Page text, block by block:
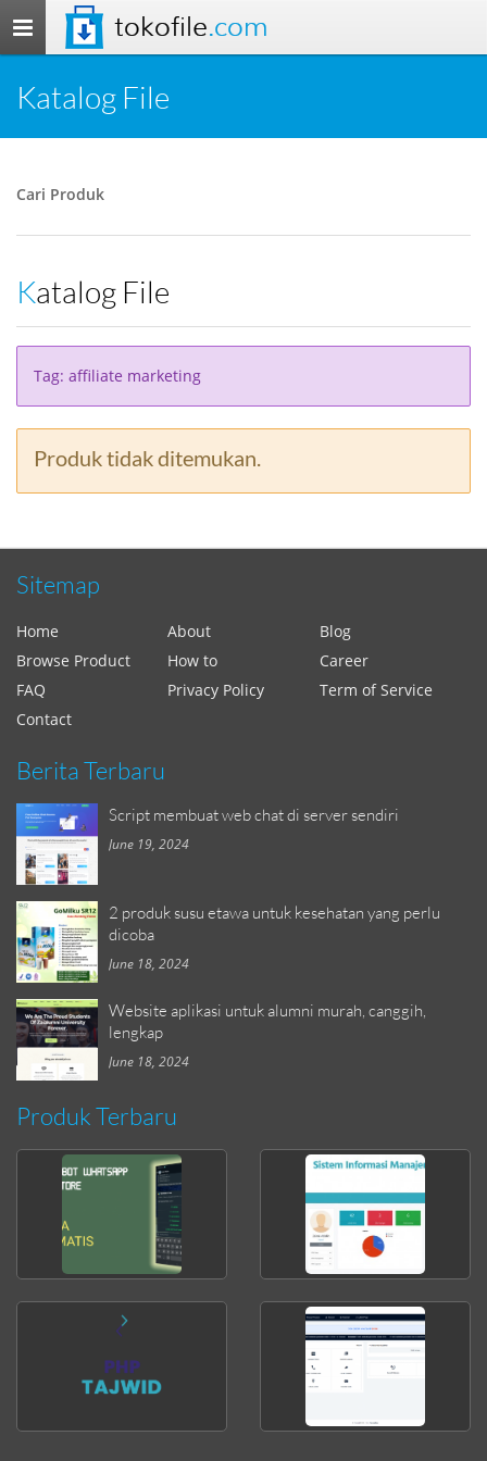
Toggle
navigation
tokofile.com
Katalog File
Cari Produk
Katalog File
Tag: affiliate marketing
Produk tidak ditemukan.
Sitemap
Home About
Blog
Browse Product
How to
Career
FAQ
Privacy Policy
Term of Service
Contact
Berita Terbaru
Script membuat web chat di server sendiri
June 19, 2024
2 produk susu etawa untuk kesehatan yang perlu
dicoba
June 18, 2024
Website aplikasi untuk alumni murah, canggih,
lengkap
June 18, 2024
Produk Terbaru